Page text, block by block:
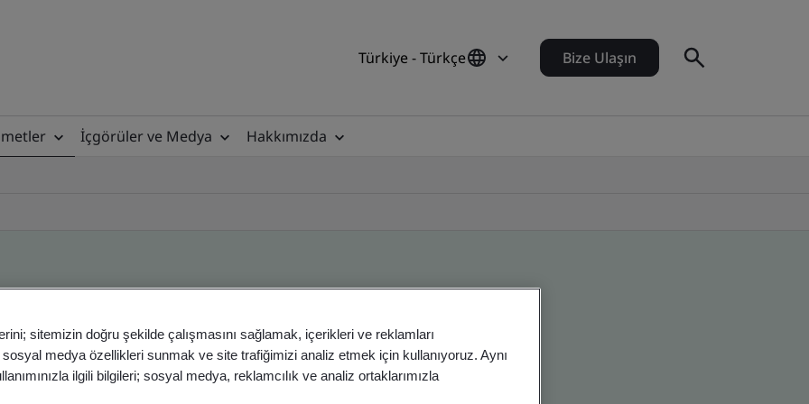
Türkiye - Türkçe Bize Ulaşın
İçgörüler ve Medya
Hakkımızda
- Validation and Verification
sitemizin doğru şekilde çalışmasını sağlamak, içerikleri ve reklamları
medya özellikleri sunmak ve site trafiğimizi analiz etmek için kullanıyoruz. Aynı
ilgili bilgileri; sosyal medya, reklamcılık ve analiz ortaklarımızla